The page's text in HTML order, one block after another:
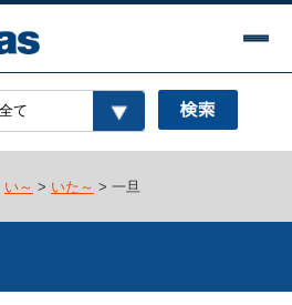
い～ > いた～ > 一旦